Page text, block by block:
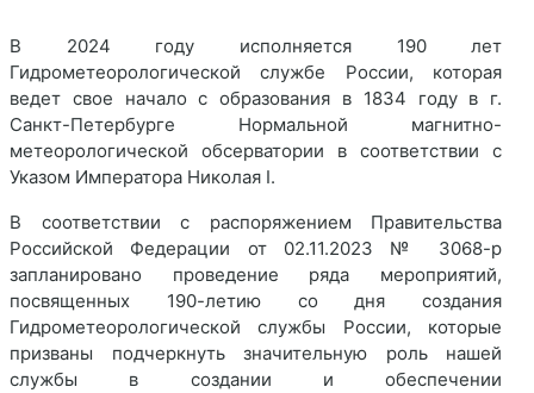
В 2024 году исполняется 190 лет
Гидрометеорологической службе России, которая
ведет свое начало с образования в 1834 году в г.
Санкт-Петербурге Нормальной магнитно-
метеорологической обсерватории в соответствии с
Указом Императора Николая I.
В соответствии с распоряжением Правительства
Российской Федерации от 02.11.2023 № 3068-р
запланировано проведение ряда мероприятий,
посвященных 190-летию со дня создания
Гидрометеорологической службы России, которые
призваны подчеркнуть значительную роль нашей
службы в создании и обеспечении